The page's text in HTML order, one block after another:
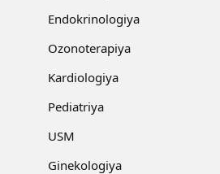
Endokrinologiya
Ozonoterapiya
Kardiologiya
Pediatriya
USM
Ginekologiya